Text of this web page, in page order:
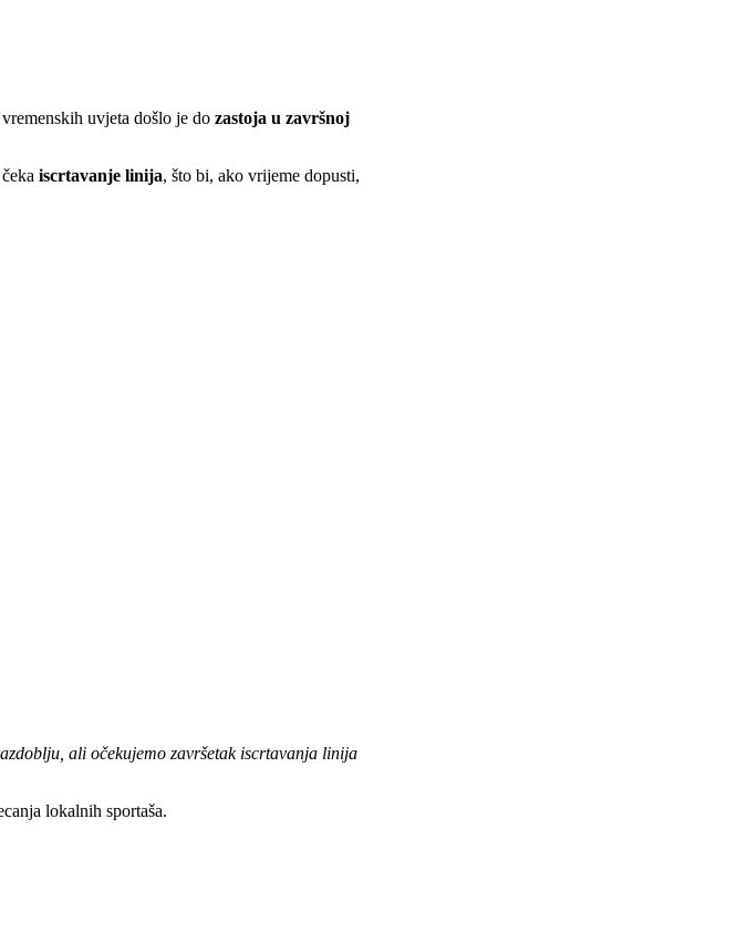
uvjeta došlo je do zastoja u završnoj
iscrtavanje linija, što bi, ako vrijeme dopusti,
ali očekujemo završetak iscrtavanja linija
lokalnih sportaša.